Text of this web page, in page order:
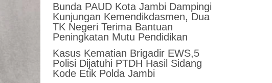
Bunda PAUD Kota Jambi Dampingi
Kunjungan Kemendikdasmen, Dua
TK Negeri Terima Bantuan
Peningkatan Mutu Pendidikan
Kasus Kematian Brigadir EWS,5
Polisi Dijatuhi PTDH Hasil Sidang
Kode Etik Polda Jambi